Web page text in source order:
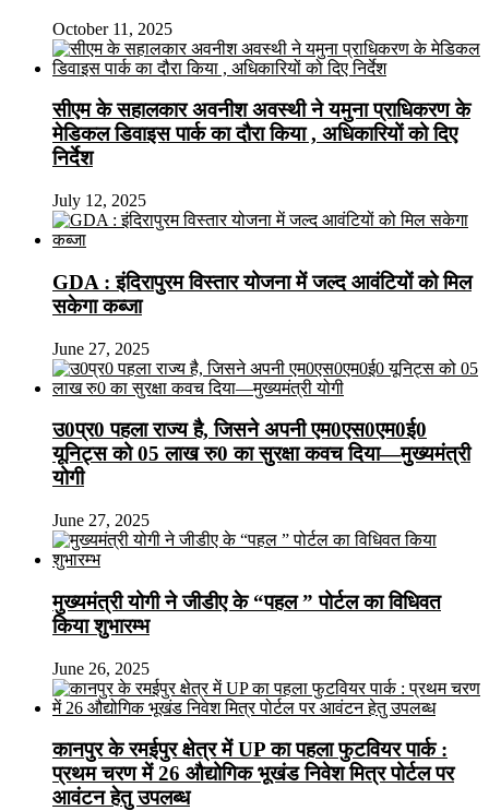
October 11, 2025
सीएम के सहालकार अवनीश अवस्थी ने यमुना प्राधिकरण के
मेडिकल डिवाइस पार्क का दौरा किया , अधिकारियों को दिए
निर्देश
July 12, 2025
GDA : इंदिरापुरम विस्तार योजना में जल्द आवंटियों को मिल
सकेगा कब्जा
June 27, 2025
उ0प्र0 पहला राज्य है, जिसने अपनी एम0एस0एम0ई0
यूनिट्स को 05 लाख रु0 का सुरक्षा कवच दिया—मुख्यमंत्री
योगी
June 27, 2025
मुख्यमंत्री योगी ने जीडीए के “पहल ” पोर्टल का विधिवत
किया शुभारम्भ
June 26, 2025
कानपुर के रमईपुर क्षेत्र में UP का पहला फुटवियर पार्क :
प्रथम चरण में 26 औद्योगिक भूखंड निवेश मित्र पोर्टल पर
आवंटन हेतु उपलब्ध